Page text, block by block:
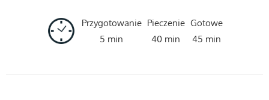
Przygotowanie Pieczenie Gotowe
5 min
40 min 45 min